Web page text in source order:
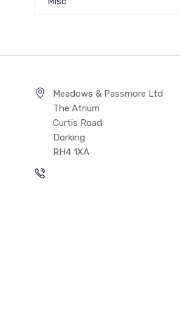
Meadows & Passmore Ltd
The Atrium
Curtis Road
Dorking
RH4 1XA